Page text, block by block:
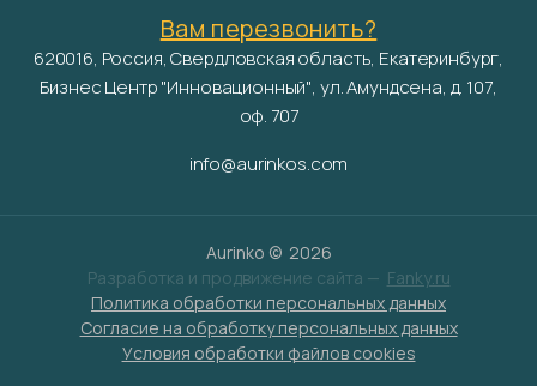
Вам перезвонить?
620016, Россия, Свердловская область, Екатеринбург,
Бизнес Центр "Инновационный", ул. Амундсена, д. 107,
оф. 707
info@aurinkos.com
Aurinko © 2026
Разработка и продвижение сайта — Fanky.ru
Политика обработки персональных данных
Согласие на обработку персональных данных
Условия обработки файлов cookies